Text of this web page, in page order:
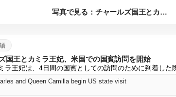
写真で見る：チャールズ国王とカミラ王妃、米国での国賓訪問を開...
国王とカミラ王妃、米国での国賓訪問を開始
ラ王妃は、4日間の国賓としての訪問のために到着した
and Queen Camilla begin US state visit